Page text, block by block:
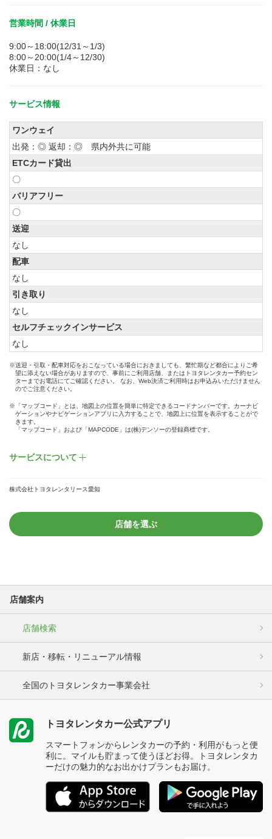
営業時間 / 休業日
9:00～18:00(12/31～1/3)
8:00～20:00(1/4～12/30)
休業日：なし
サービス情報
ワンウェイ
出発：◎ 返却：◎ 県内外共に可能
ETCカード貸出
〇
バリアフリー
〇
送迎
なし
配車
なし
引き取り
なし
セルフチェックインサービス
なし
※送迎・引取・配車対応をおこなっている場合におきましても、繁忙期など都合によりご希
望に添えない場合がありますので、事前にご利用店舗、またはトヨタレンタカー予約セン
ターまでお電話にてご確認ください。 なお、Web決済ご利用時はお申込みいただけません
のでご注意ください。
※「マップコード」とは、地図上の位置を簡単に特定できるコードナンバーです。カーナビ
ゲーションやナビゲーションアプリに入力することで、地図上に位置を表示することがで
きます。
「マップコード」および「MAPCODE」は(株)デンソーの登録商標です。
サービスについて
株式会社トヨタレンタリース愛知
店舗を選ぶ
店舗案内
店舗検索
新店・移転・リニューアル情報
全国のトヨタレンタカー事業会社
トヨタレンタカー公式アプリ
スマートフォンからレンタカーの予約・利用がもっと便
利に。マイルも貯まって使うほどお得。トヨタレンタカ
ーだけの魅力的なお出かけプランもお届け。